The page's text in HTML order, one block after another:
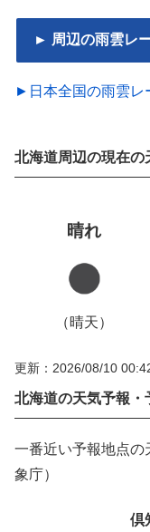
► 周辺の雨雲レ
►日本全国の雨雲レ
北海道周辺の現在の
晴れ
（晴天）
更新：2026/08/10
北海道の天気予報・
一番近い予報地点の
象庁）
倶